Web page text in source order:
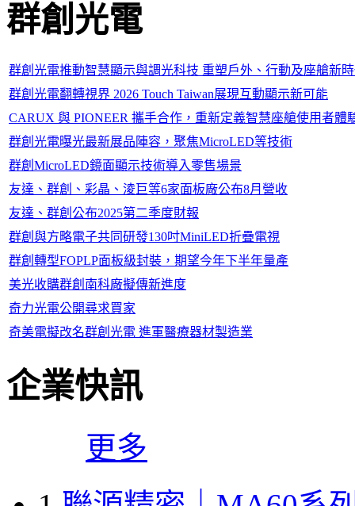
群創光電
群創光電推動智慧顯示與調光科技 重塑戶外、行動及座艙新
群創光電翻轉視界 2026 Touch Taiwan展現互動顯示新可能
CARUX 與 PIONEER 攜手合作，重新定義智慧座艙使用者體
群創光電曝光最新展品陣容，聚焦MicroLED等技術
群創MicroLED鏡面顯示技術導入零售場景
友達、群創、彩晶、淩巨等6家面板廠公布8月營收
友達、群創公布2025第二季度財報
群創與方略電子共同研發130吋MiniLED折疊電視
群創轉型FOPLP面板級封裝，期望今年下半年量產
美光收購群創南科廠擬傳新進度
奇力光電公開尋求買家
奇美電擬改名群創光電 進軍醫療器材製造業
企業快訊
更多